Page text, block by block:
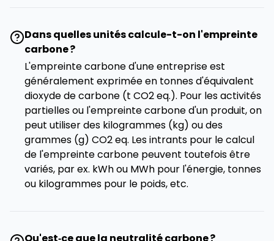
Dans quelles unités calcule-t-on l'empreinte
carbone ?
L'empreinte carbone d'une entreprise est
généralement exprimée en tonnes d'équivalent
dioxyde de carbone (t CO2 eq.). Pour les activités
partielles ou l'empreinte carbone d'un produit, on
peut utiliser des kilogrammes (kg) ou des
grammes (g) CO2 eq. Les intrants pour le calcul
de l'empreinte carbone peuvent toutefois être
variés, par ex. kWh ou MWh pour l'énergie, tonnes
ou kilogrammes pour le poids, etc.